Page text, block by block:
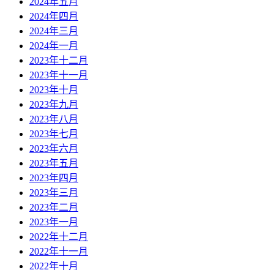
2024年四月
2024年三月
2024年一月
2023年十二月
2023年十一月
2023年十月
2023年九月
2023年八月
2023年七月
2023年六月
2023年五月
2023年四月
2023年三月
2023年二月
2023年一月
2022年十二月
2022年十一月
2022年十月